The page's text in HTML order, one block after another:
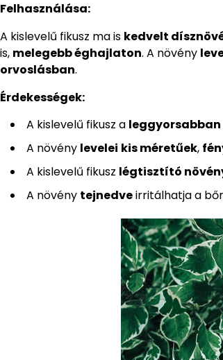
Felhasználása:
A kislevelű fikusz ma is kedvelt
is, melegebb éghajlaton. A növény
orvoslásban.
Érdekességek:
A kislevelű fikusz a
A növény levelei kis méretűek,
A kislevelű fikusz légtisztító
A növény tejnedveirritálhatja a